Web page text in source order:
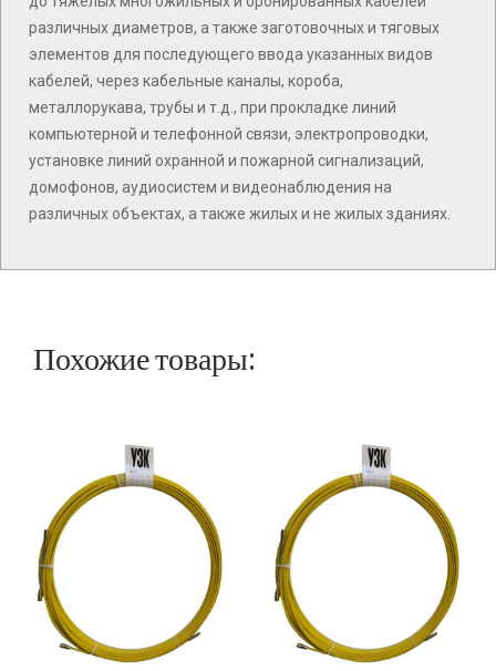
различных диаметров, а также заготовочных и тяговых
элементов для последующего ввода указанных видов
кабелей, через кабельные каналы, короба,
металлорукава, трубы и т.д., при прокладке линий
компьютерной и телефонной связи, электропроводки,
установке линий охранной и пожарной сигнализаций,
домофонов, аудиосистем и видеонаблюдения на
различных объектах, а также жилых и не жилых зданиях.
Похожие товары: